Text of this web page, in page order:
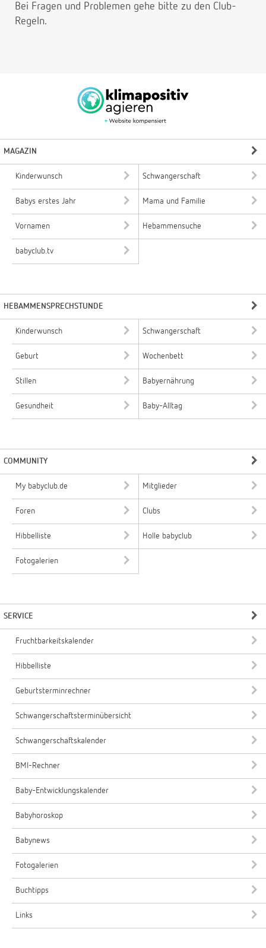
Bei Fragen und Problemen gehe bitte zu den Club-
Regeln.
MAGAZIN
Kinderwunsch Schwangerschaft
Babys erstes Jahr Mama und Familie
Vornamen Hebammensuche
babyclub.tv
HEBAMMENSPRECHSTUNDE
Kinderwunsch Schwangerschaft
Geburt Wochenbett
Stillen Babyernährung
Gesundheit Baby-Alltag
COMMUNITY
My babyclub.de Mitglieder
Foren Clubs
Hibbelliste Holle babyclub
Fotogalerien
SERVICE
Fruchtbarkeitskalender
Hibbelliste
Geburtsterminrechner
Schwangerschaftsterminübersicht
Schwangerschaftskalender
BMI-Rechner
Baby-Entwicklungskalender
Babyhoroskop
Babynews
Fotogalerien
Buchtipps
Links